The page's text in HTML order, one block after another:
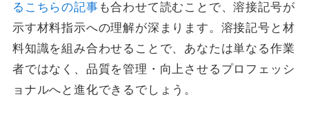
るこちらの記事 も合わせて読むことで、溶接記号が
示す材料指示への理解が深まります。溶接記号と材
料知識を組み合わせることで、あなたは単なる作業
者ではなく、品質を管理・向上させるプロフェッシ
ョナルへと進化できるでしょう。